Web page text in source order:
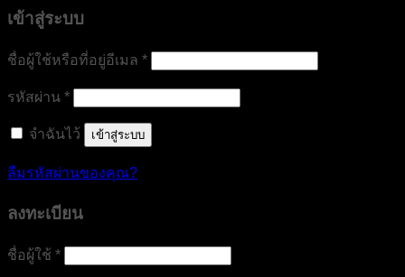
เข้าสู่ระบบ
ชื่อผู้ใช้หรือที่อยู่อีเมล *ต้องการ
รหัสผ่าน *ต้องการ
จำฉันไว้ เข้าสู่ระบบ
ลืมรหัสผ่านของคุณ?
ลงทะเบียน
ชื่อผู้ใช้ *ต้องการ